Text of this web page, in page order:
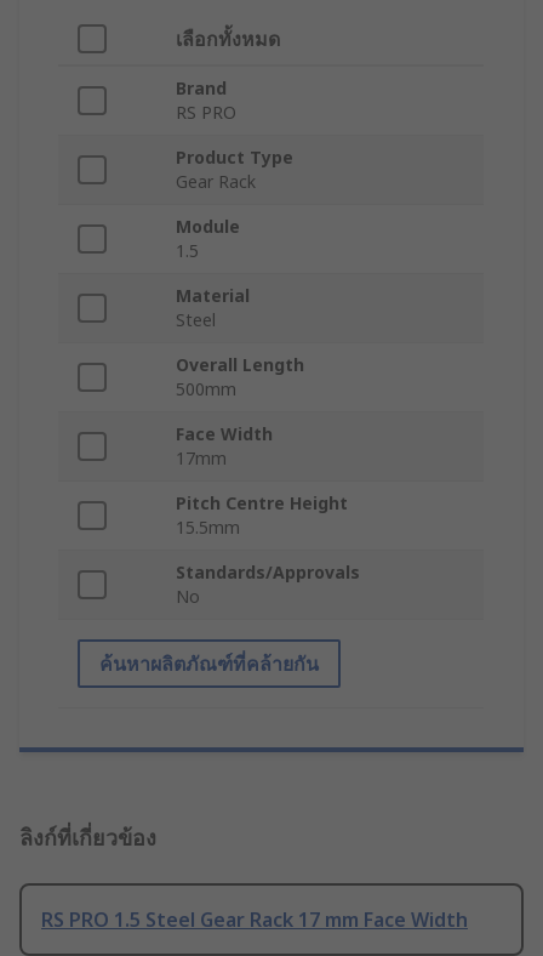
เลือกทั้งหมด
Brand
RS PRO
Product Type
Gear Rack
Module
1.5
Material
Steel
Overall Length
500mm
Face Width
17mm
Pitch Centre Height
15.5mm
Standards/Approvals
No
ค้นหาผลิตภัณฑ์ที่คล้ายกัน
ลิงก์ที่เกี่ยวข้อง
RS PRO 1.5 Steel Gear Rack 17 mm Face Width